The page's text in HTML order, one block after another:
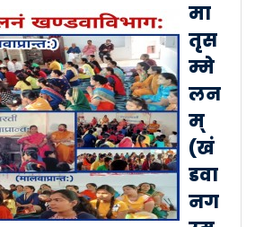
Posted By :- Malva
Posted Date :- 26-03-2021
मंदसौर विकासखंडसम्मेलनम् १�..
Posted By :- Malva
Posted Date :- 24-03-2021
इन्दौरस्य रामेश्वरभाग - सम्�..
Posted By :- Malva
मा
तृस
म्मे
लन
म्
(खं
डवा
नग